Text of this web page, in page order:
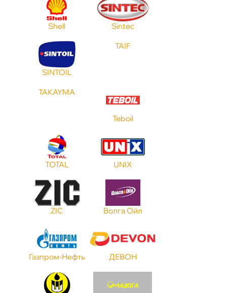
Shell Sintec
SINTOIL
TAIF
TAKAYMA
Teboil
TOTAL UNIX
ZIC олга Ойл
Газпром-Нефть ДЕВОН